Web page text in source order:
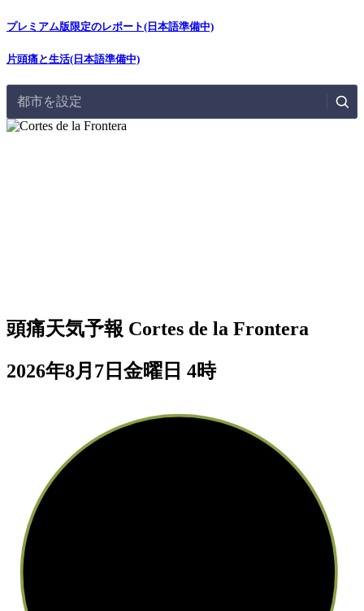
プレミアム版限定のレポート(日本語準備中)
片頭痛と生活(日本語準備中)
都市を設定
頭痛天気予報 Cortes de la Frontera
2026年8月7日金曜日 4時